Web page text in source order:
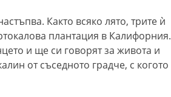
Както всяко лято, трите ѝ
плантация в Калифорния.
и ще си говорят за живота и
от съседното градче, с когото